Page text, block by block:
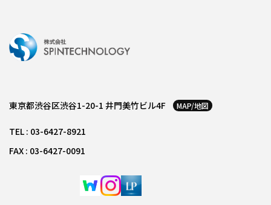
東京都渋谷区渋谷1-20-1 井門美竹ビル4F MAP/地図
TEL : 03-6427-8921
FAX : 03-6427-0091